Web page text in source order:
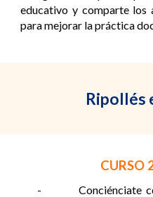
educativo y comparte los
para mejorar la práctica
Ripollés
CURSO
- Conciénciate con